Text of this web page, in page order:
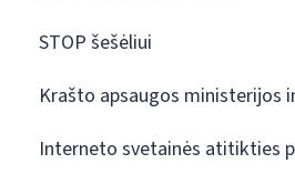
STOP šešėliui
Krašto apsaugos ministerijos
Interneto svetainės atitikties